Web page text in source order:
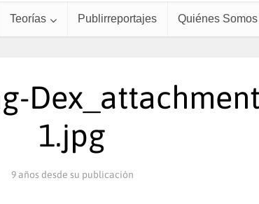
Teorías Publirreportajes Quiénes Somos
1.jpg
9 años desde su publicación